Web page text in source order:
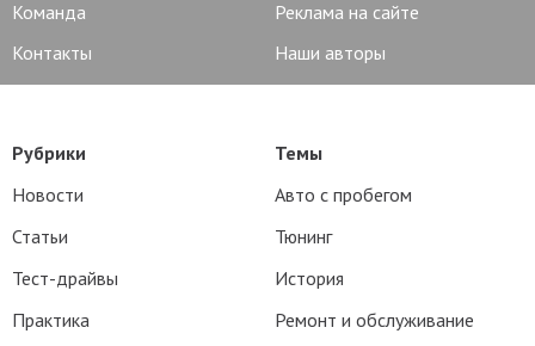
Команда
Реклама на сайте
Контакты
Наши авторы
Рубрики
Новости
Статьи
Тест-драйвы
Практика
Темы
Авто с пробегом
Тюнинг
История
Ремонт и обслуживание